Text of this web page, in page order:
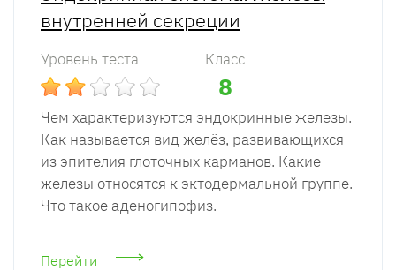
внутренней секреции
Уровень теста Класс
8
Чем характеризуются эндокринные железы.
Как называется вид желёз, развивающихся
из эпителия глоточных карманов. Какие
железы относятся к эктодермальной группе.
Что такое аденогипофиз.
Перейти